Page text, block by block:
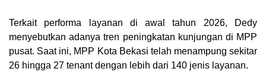
Terkait performa layanan di awal tahun 2026, Dedy
menyebutkan adanya tren peningkatan kunjungan di MPP
pusat. Saat ini, MPP Kota Bekasi telah menampung sekitar
26 hingga 27 tenant dengan lebih dari 140 jenis layanan.